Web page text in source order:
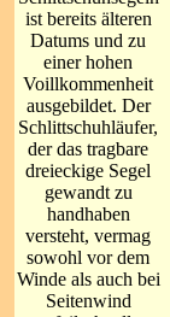
ist bereits älteren
Datums und zu
einer hohen
Voillkommenheit
ausgebildet. Der
Schlittschuhläufer,
der das tragbare
dreieckige Segel
gewandt zu
handhaben
versteht, vermag
sowohl vor dem
Winde als auch bei
Seitenwind